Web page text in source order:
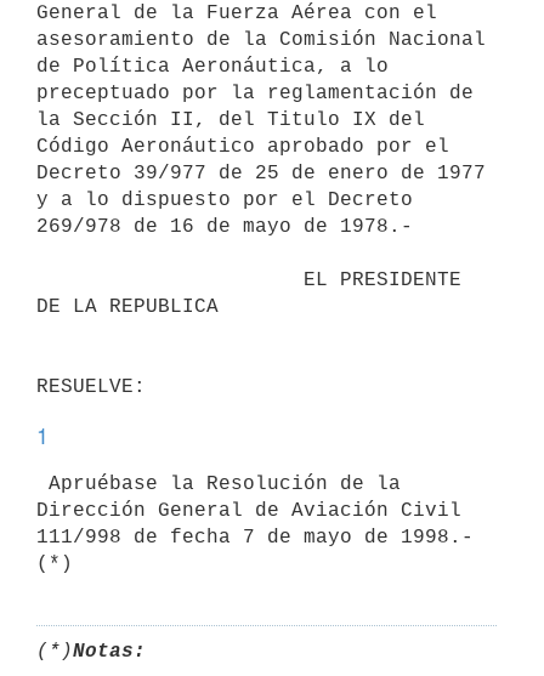
General de la Fuerza Aérea con el
asesoramiento de la Comisión Nacional
de Política Aeronáutica, a lo
preceptuado por la reglamentación de
la Sección II, del Titulo IX del
Código Aeronáutico aprobado por el
Decreto 39/977 de 25 de enero de 1977
y a lo dispuesto por el Decreto
269/978 de 16 de mayo de 1978.-
DE LA REPUBLICA
1
Dirección General de Aviación Civil
111/998 de fecha 7 de mayo de 1998.-
(*)Notas: